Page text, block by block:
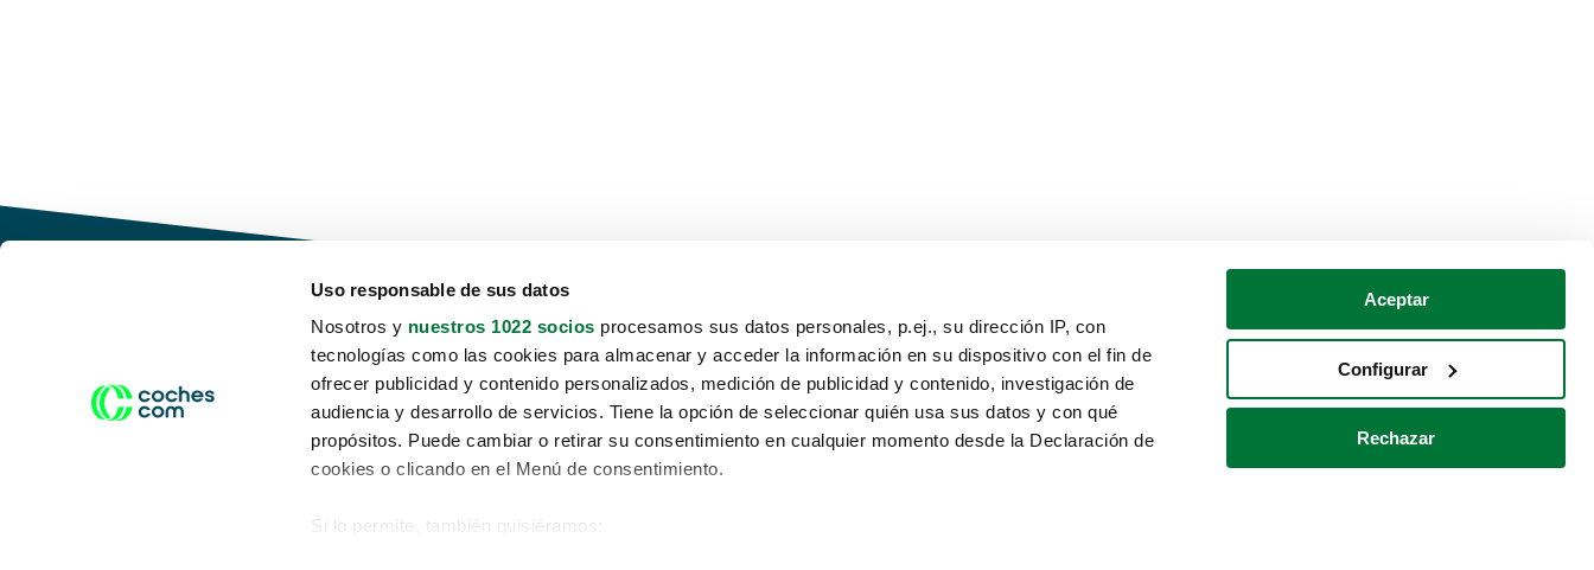
Uso responsable de sus datos
Nosotros y nuestros 1022 socios procesamos sus datos personales, p.ej., su dirección IP, con
tecnologías como las cookies para almacenar y acceder la información en su dispositivo con el fin de
ofrecer publicidad y contenido personalizados, medición de publicidad y contenido, investigación de
audiencia y desarrollo de servicios. Tiene la opción de seleccionar quién usa sus datos y con qué
propósitos. Puede cambiar o retirar su consentimiento en cualquier momento desde la Declaración de
cookies o clicando en el Menú de consentimiento.
Si lo permite, también quisiéramos:
Aceptar
Configurar
Rechazar
Conduce tu futuro,
desata tu movilidad